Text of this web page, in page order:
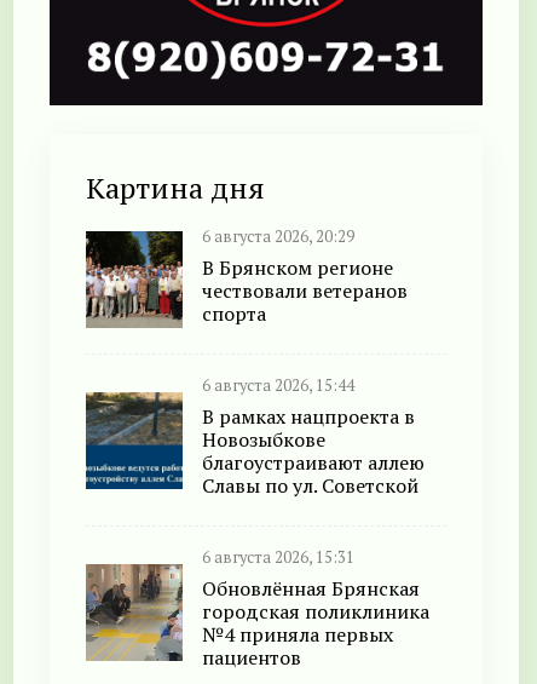
Картина дня
6 августа 2026, 20:29
В Брянском регионе
чествовали ветеранов
спорта
6 августа 2026, 15:44
В рамках нацпроекта в
Новозыбкове
благоустраивают аллею
Славы по ул. Советской
6 августа 2026, 15:31
Обновлённая Брянская
городская поликлиника
№4 приняла первых
пациентов